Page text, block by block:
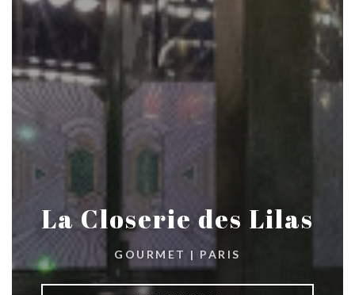
La Closerie des Lilas
GOURMET | PARIS